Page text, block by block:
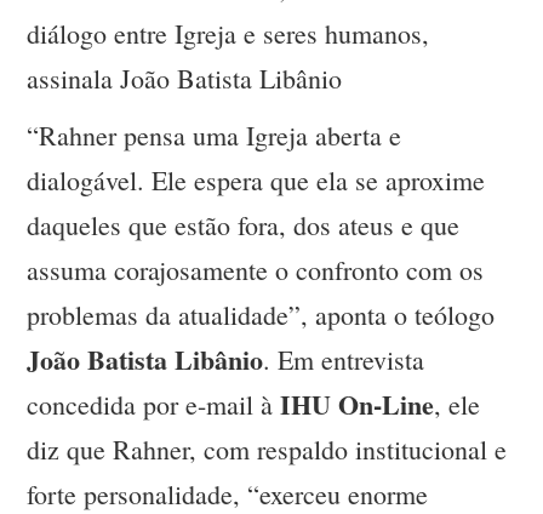
diálogo entre Igreja e seres humanos,
assinala João Batista Libânio
“Rahner pensa uma Igreja aberta e
dialogável. Ele espera que ela se aproxime
daqueles que estão fora, dos ateus e que
assuma corajosamente o confronto com os
problemas da atualidade”, aponta o teólogo
João Batista Libânio. Em entrevista
concedida por e-mail àIHU On-Line, ele
diz que Rahner, com respaldo institucional e
forte personalidade, “exerceu enorme